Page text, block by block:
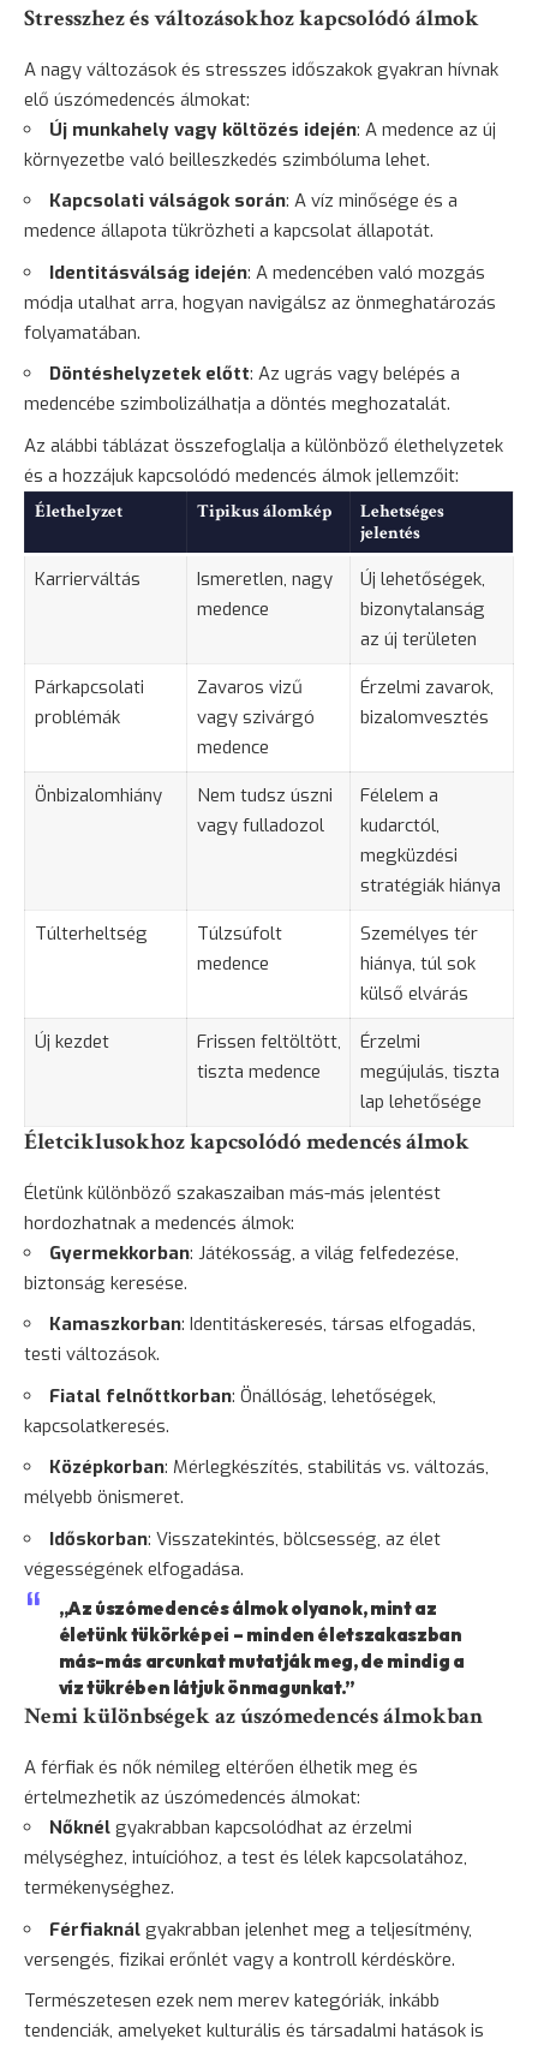
Stresszhez és változásokhoz kapcsolódó álmok
A nagy változások és stresszes időszakok gyakran hívnak
elő úszómedencés álmokat:
Új munkahely vagy költözés idején: A medence az új
környezetbe való beilleszkedés szimbóluma lehet.
Kapcsolati válságok során: A víz minősége és a
medence állapota tükrözheti a kapcsolat állapotát.
Identitásválság idején: A medencében való mozgás
módja utalhat arra, hogyan navigálsz az önmeghatározás
folyamatában.
Döntéshelyzetek előtt: Az ugrás vagy belépés a
medencébe szimbolizálhatja a döntés meghozatalát.
Az alábbi táblázat összefoglalja a különböző élethelyzetek
és a hozzájuk kapcsolódó medencés álmok jellemzőit:
Élethelyzet Tipikus álomkép
Lehetséges
jelentés
Karrierváltás
Ismeretlen, nagy
medence
Új lehetőségek,
bizonytalanság
az új területen
Párkapcsolati
problémák
Zavaros vizű
vagy szivárgó
medence
Érzelmi zavarok,
bizalomvesztés
Önbizalomhiány Nem tudsz úszni
vagy fulladozol
Félelem a
kudarctól,
megküzdési
stratégiák hiánya
Túlterheltség
Túlzsúfolt
medence
Személyes tér
hiánya, túl sok
külső elvárás
Új kezdet
Frissen feltöltött,
tiszta medence
Érzelmi
megújulás, tiszta
lap lehetősége
Életciklusokhoz kapcsolódó medencés álmok
Életünk különböző szakaszaiban más-más jelentést
hordozhatnak a medencés álmok:
Gyermekkorban: Játékosság, a világ felfedezése,
biztonság keresése.
Kamaszkorban: Identitáskeresés, társas elfogadás,
testi változások.
Fiatal felnőttkorban: Önállóság, lehetőségek,
kapcsolatkeresés.
Középkorban: Mérlegkészítés, stabilitás vs. változás,
mélyebb önismeret.
Időskorban: Visszatekintés, bölcsesség, az élet
végességének elfogadása.
„Az úszómedencés álmok olyanok, mint az
életünk tükörképei – minden életszakaszban
más-más arcunkat mutatják meg, de mindig a
víz tükrében látjuk önmagunkat.”
Nemi különbségek az úszómedencés álmokban
A férfiak és nők némileg eltérően élhetik meg és
értelmezhetik az úszómedencés álmokat:
Nőknél gyakrabban kapcsolódhat az érzelmi
mélységhez, intuícióhoz, a test és lélek kapcsolatához,
termékenységhez.
Férfiaknál gyakrabban jelenhet meg a teljesítmény,
versengés, fizikai erőnlét vagy a kontroll kérdésköre.
Természetesen ezek nem merev kategóriák, inkább
tendenciák, amelyeket kulturális és társadalmi hatások is